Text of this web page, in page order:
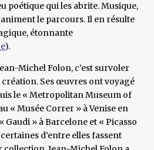
poétique qui les abrite. Musique,
le parcours. Il en résulte
étonnante
).
Michel Folon, c’est survoler
création. Ses œuvres ont voyagé
le « Metropolitan Museum of
« Musée Correr » à Venise en
Gaudi » à Barcelone et « Picasso
d’entre elles fassent